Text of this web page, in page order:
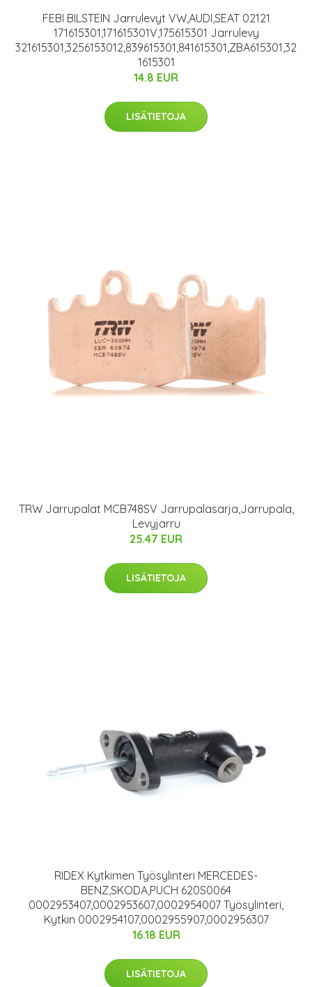
FEBI BILSTEIN Jarrulevyt VW,AUDI,SEAT 02121
171615301,171615301V,175615301 Jarrulevy
321615301,3256153012,839615301,841615301,ZBA615301,32
1615301
14.8 EUR
LISÄTIETOJA
TRW Jarrupalat MCB748SV Jarrupalasarja,Jarrupala,
Levyjarru
25.47 EUR
LISÄTIETOJA
RIDEX Kytkimen Työsylinteri MERCEDES-
BENZ,SKODA,PUCH 620S0064
0002953407,0002953607,0002954007 Työsylinteri,
Kytkin 0002954107,0002955907,0002956307
16.18 EUR
LISÄTIETOJA